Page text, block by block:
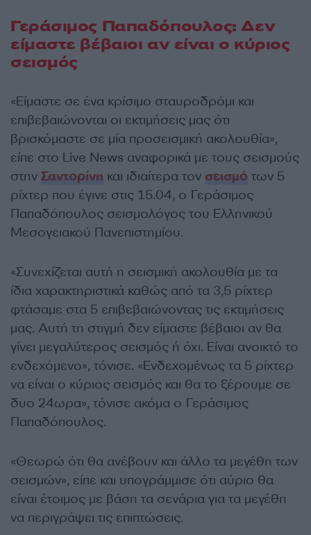
Γεράσιμος Παπαδόπουλος: Δεν
είμαστε βέβαιοι αν είναι ο κύριος
σεισμός
«Είμαστε σε ένα κρίσιμο σταυροδρόμι και
επιβεβαιώνονται οι εκτιμήσεις μας ότι
βρισκόμαστε σε μία προσεισμική ακολουθία»,
είπε στο Live News αναφορικά με τους σεισμούς
στην Σαντορίνη και ιδιαίτερα τον σεισμό των 5
ρίχτερ που έγινε στις 15.04, ο Γεράσιμος
Παπαδόπουλος σεισμολόγος του Ελληνικού
Μεσογειακού Πανεπιστημίου.
«Συνεχίζεται αυτή η σεισμική ακολουθία με τα
ίδια χαρακτηριστικά καθώς από τα 3,5 ρίχτερ
φτάσαμε στα 5 επιβεβαιώνοντας τις εκτιμήσεις
μας. Αυτή τη στιγμή δεν είμαστε βέβαιοι αν θα
γίνει μεγαλύτερος σεισμός ή όχι. Είναι ανοικτό το
ενδεχόμενο», τόνισε. «Ενδεχομένως τα 5 ρίχτερ
να είναι ο κύριος σεισμός και θα το ξέρουμε σε
δυο 24ωρα», τόνισε ακόμα ο Γεράσιμος
Παπαδόπουλος.
«Θεωρώ ότι θα ανέβουν και άλλο τα μεγέθη των
σεισμών», είπε και υπογράμμισε ότι αύριο θα
είναι έτοιμος με βάση τα σενάρια για τα μεγέθη
να περιγράψει τις επιπτώσεις.